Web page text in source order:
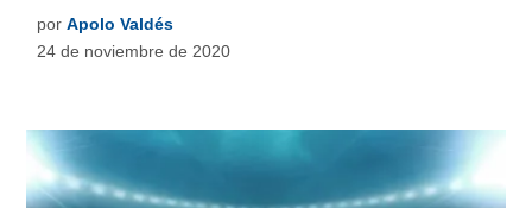
por Apolo Valdés
24 de noviembre de 2020